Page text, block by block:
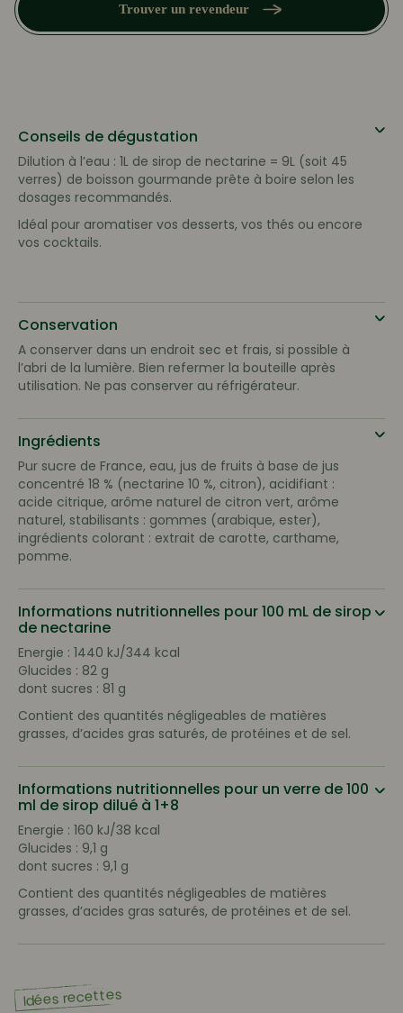
Trouver un revendeur
Conseils de dégustation
Dilution à l’eau : 1L de sirop de nectarine = 9L (soit 45
verres) de boisson gourmande prête à boire selon les
dosages recommandés.
Idéal pour aromatiser vos desserts, vos thés ou encore
vos cocktails.
Conservation
A conserver dans un endroit sec et frais, si possible à
l’abri de la lumière. Bien refermer la bouteille après
utilisation. Ne pas conserver au réfrigérateur.
Ingrédients
Pur sucre de France, eau, jus de fruits à base de jus
concentré 18 % (nectarine 10 %, citron), acidifiant :
acide citrique, arôme naturel de citron vert, arôme
naturel, stabilisants : gommes (arabique, ester),
ingrédients colorant : extrait de carotte, carthame,
pomme.
Informations nutritionnelles pour 100 mL de sirop
de nectarine
Energie : 1440 kJ/344 kcal
Glucides : 82 g
dont sucres : 81 g
Contient des quantités négligeables de matières
grasses, d’acides gras saturés, de protéines et de sel.
Informations nutritionnelles pour un verre de 100
ml de sirop dilué à 1+8
Energie : 160 kJ/38 kcal
Glucides : 9,1 g
dont sucres : 9,1 g
Contient des quantités négligeables de matières
grasses, d’acides gras saturés, de protéines et de sel.
Idées recettes